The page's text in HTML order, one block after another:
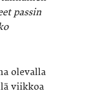
passin
olevalla
viikkoa